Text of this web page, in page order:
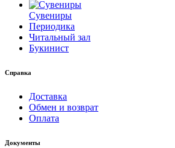
Сувениры
Периодика
Читальный зал
Букинист
Справка
Доставка
Обмен и возврат
Оплата
Документы